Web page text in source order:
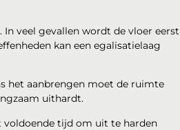
veel gevallen wordt de vloer eerst
kan een egalisatielaag
het aanbrengen moet de ruimte
uithardt.
voldoende tijd om uit te harden